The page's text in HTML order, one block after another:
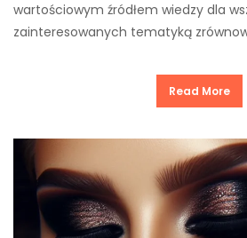
wartościowym źródłem wiedzy dla
zainteresowanych tematyką
Read More